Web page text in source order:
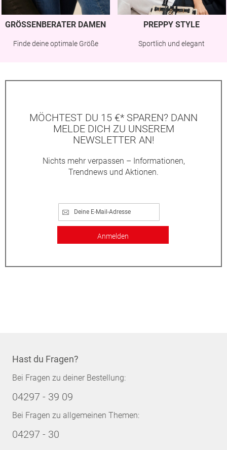
GRÖSSENBERATER DAMEN
Finde deine optimale Größe
PREPPY STYLE
Sportlich und elegant
MÖCHTEST DU 15 €* SPAREN? DANN
MELDE DICH ZU UNSEREM
NEWSLETTER AN!
Nichts mehr verpassen – Informationen,
Trendnews und Aktionen.
Anmelden
Hast du Fragen?
Bei Fragen zu deiner Bestellung:
04297 - 39 09
Bei Fragen zu allgemeinen Themen:
04297 - 30